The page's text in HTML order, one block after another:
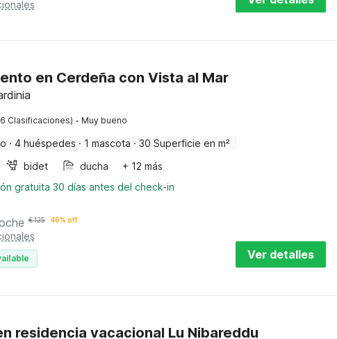
en Cerdeña con Vista al Mar
Clasificaciones) · Muy bueno
· 4 huéspedes · 1 mascota · 30 Superficie en m²
bidet ducha
+ 12 más
gratuita 30 días antes del check-in
€125 46% off
Ver detalles
residencia vacacional Lu Nibareddu